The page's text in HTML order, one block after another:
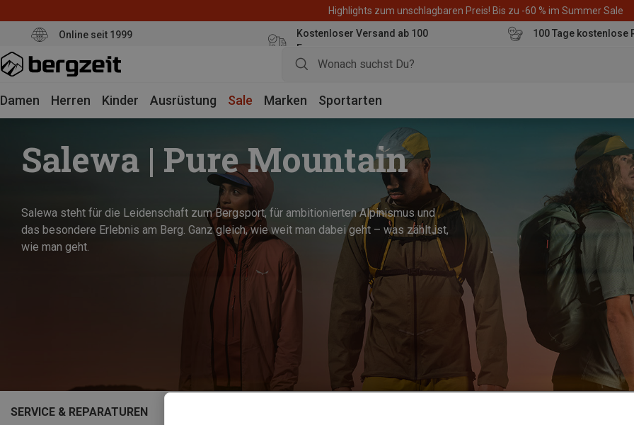
Highlights zum unschlagbaren Preis! Bis zu -60 % im Summer Sale
Online seit 1999
Kostenloser Versand ab 100
Euro
100 Tage kostenlose
Damen Herren Kinder Ausrüstung Sale Marken Sportarten
Salewa | Pure Mountain
Salewa steht für die Leidenschaft zum Bergsport, für ambitionierten Alpinismus und
das besondere Erlebnis am Berg. Ganz gleich, wie weit man dabei geht – was zählt ist,
wie man geht.
SERVICE & REPARATUREN